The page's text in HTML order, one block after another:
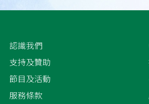
認識我們
支持及贊助
節目及活動
服務條款